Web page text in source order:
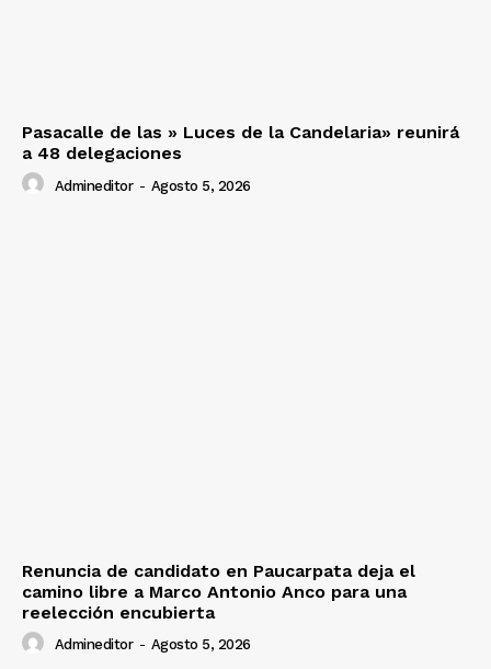
Pasacalle de las » Luces de la Candelaria» reunirá
a 48 delegaciones
Admineditor - Agosto 5, 2026
Renuncia de candidato en Paucarpata deja el
camino libre a Marco Antonio Anco para una
reelección encubierta
Admineditor - Agosto 5, 2026